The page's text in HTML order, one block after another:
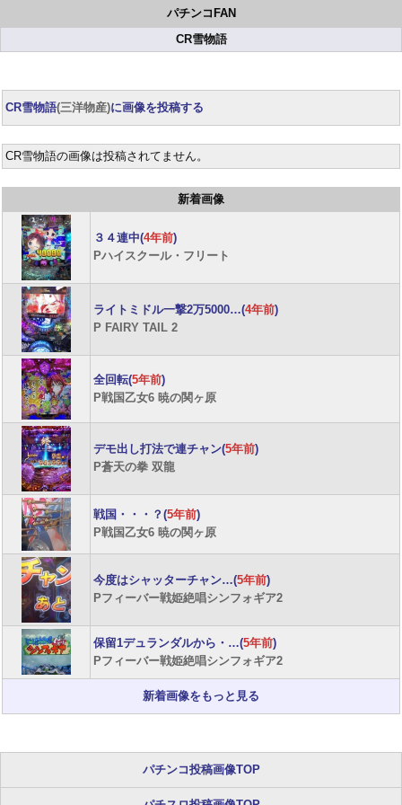
パチンコFAN
CR雪物語
CR雪物語(三洋物産)に画像を投稿する
CR雪物語の画像は投稿されてません。
新着画像
３４連中(4年前)
Pハイスクール・フリート
ライトミドル一撃2万5000…(4年前)
P FAIRY TAIL 2
全回転(5年前)
P戦国乙女6 暁の関ヶ原
デモ出し打法で連チャン(5年前)
P蒼天の拳 双龍
戦国・・・？(5年前)
P戦国乙女6 暁の関ヶ原
今度はシャッターチャン…(5年前)
Pフィーバー戦姫絶唱シンフォギア2
保留1デュランダルから・…(5年前)
Pフィーバー戦姫絶唱シンフォギア2
新着画像をもっと見る
パチンコ投稿画像TOP